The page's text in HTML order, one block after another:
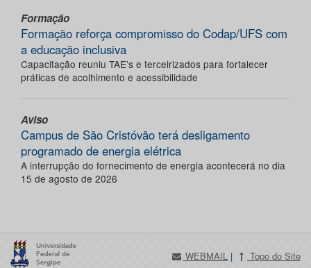
Formação
Formação reforça compromisso do Codap/UFS com
a educação inclusiva
Capacitação reuniu TAE’s e terceirizados para fortalecer
práticas de acolhimento e acessibilidade
Aviso
Campus de São Cristóvão terá desligamento
programado de energia elétrica
A interrupção do fornecimento de energia acontecerá no dia
15 de agosto de 2026
WEBMAIL | Topo do Site